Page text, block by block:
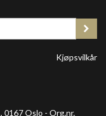
Kjøpsvilkår
0167 Oslo - Org.nr.